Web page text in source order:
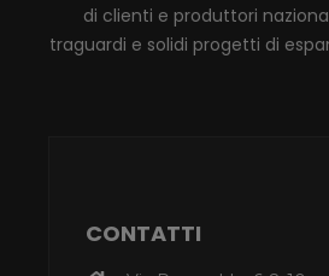
di clienti e produttori
traguardi e solidi progetti di
CONTATTI